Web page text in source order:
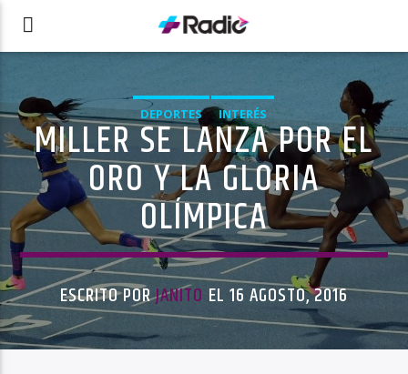
DEPORTES INTERÉS
MILLER SE LANZA POR EL
ORO Y LA GLORIA
OLÍMPICA
ESCRITO PORJANITO EL 16 AGOSTO, 2016